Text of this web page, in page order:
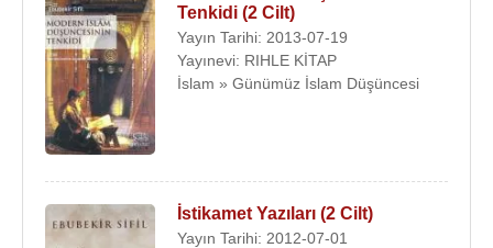
Tenkidi (2 Cilt)
Yayın Tarihi: 2013-07-19
Yayınevi: RIHLE KİTAP
İslam » Günümüz İslam Düşüncesi
İstikamet Yazıları (2 Cilt)
Yayın Tarihi: 2012-07-01